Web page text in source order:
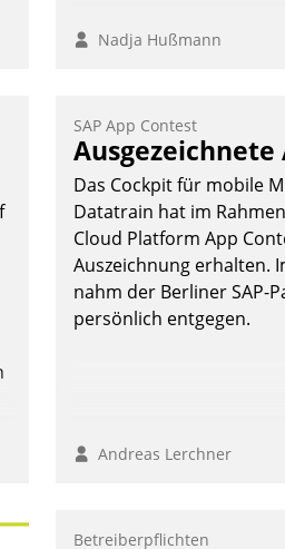
Nadja Hußmann
SAP App Contest
Ausgezeichnete
Das Cockpit für mobile
Datatrain hat im Rahmen
Cloud Platform App
Auszeichnung erhalten.
nahm der Berliner SAP-
persönlich entgegen.
Andreas Lerchner
Betreiberpflichten